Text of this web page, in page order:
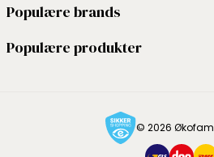
Populære brands
Populære produkter
© 2026